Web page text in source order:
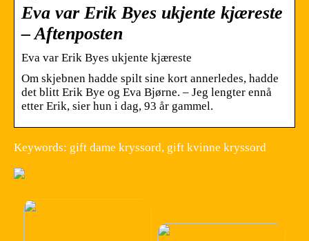
Eva var Erik Byes ukjente kjæreste
– Aftenposten
Eva var Erik Byes ukjente kjæreste
Om skjebnen hadde spilt sine kort annerledes, hadde
det blitt Erik Bye og Eva Bjørne. – Jeg lengter ennå
etter Erik, sier hun i dag, 93 år gammel.
Keywords: gift dame kryssord, gift kvinne kryssord